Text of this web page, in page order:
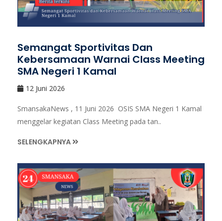
Semangat Sportivitas Dan
Kebersamaan Warnai Class Meeting
SMA Negeri 1 Kamal
12 Juni 2026
SmansakaNews , 11 Juni 2026 OSIS SMA Negeri 1 Kamal
menggelar kegiatan Class Meeting pada tan..
SELENGKAPNYA